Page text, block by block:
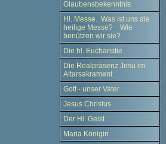
Glaubensbekenntnis
Hl. Messe. Was ist uns die
heilige Messe? Wie
benützen wir sie?
Die hl. Eucharistie
Die Realpräsenz Jesu im
Altarsakrament
Gott - unser Vater
Jesus Christus
Der Hl. Geist
Maria Königin